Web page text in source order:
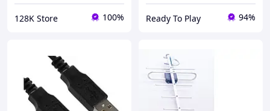
128K Store 100% Ready To Play 94%